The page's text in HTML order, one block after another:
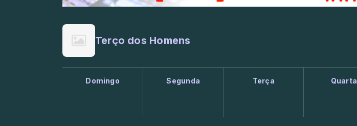
Terço dos Homens
Domingo Segunda Terça Quarta